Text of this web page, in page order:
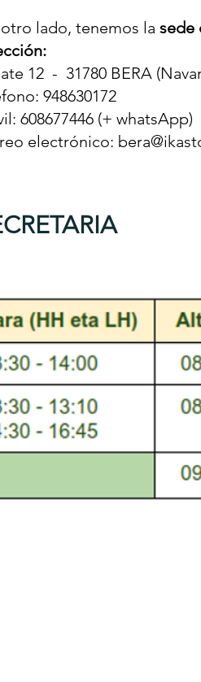
lado, tenemos la sede
12 - 31780 BERA
948630172
608677446 (+ whatsApp)
electrónico: